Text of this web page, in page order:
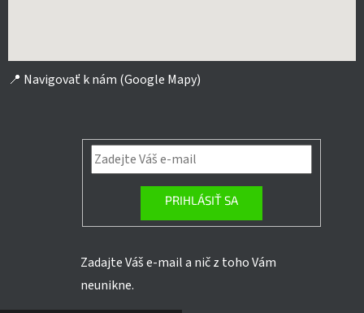
📍 Navigovať k nám (Google Mapy)
PRIHLÁSIŤ SA
Zadajte Váš e-mail a nič z toho Vám
neunikne.